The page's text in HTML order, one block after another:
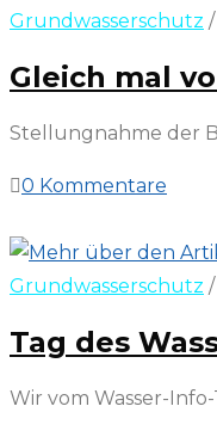
Grundwasserschutz /
Gleich mal
Stellungnahme der
0 Kommentare
Grundwasserschutz /
Tag des
Wir vom Wasser-